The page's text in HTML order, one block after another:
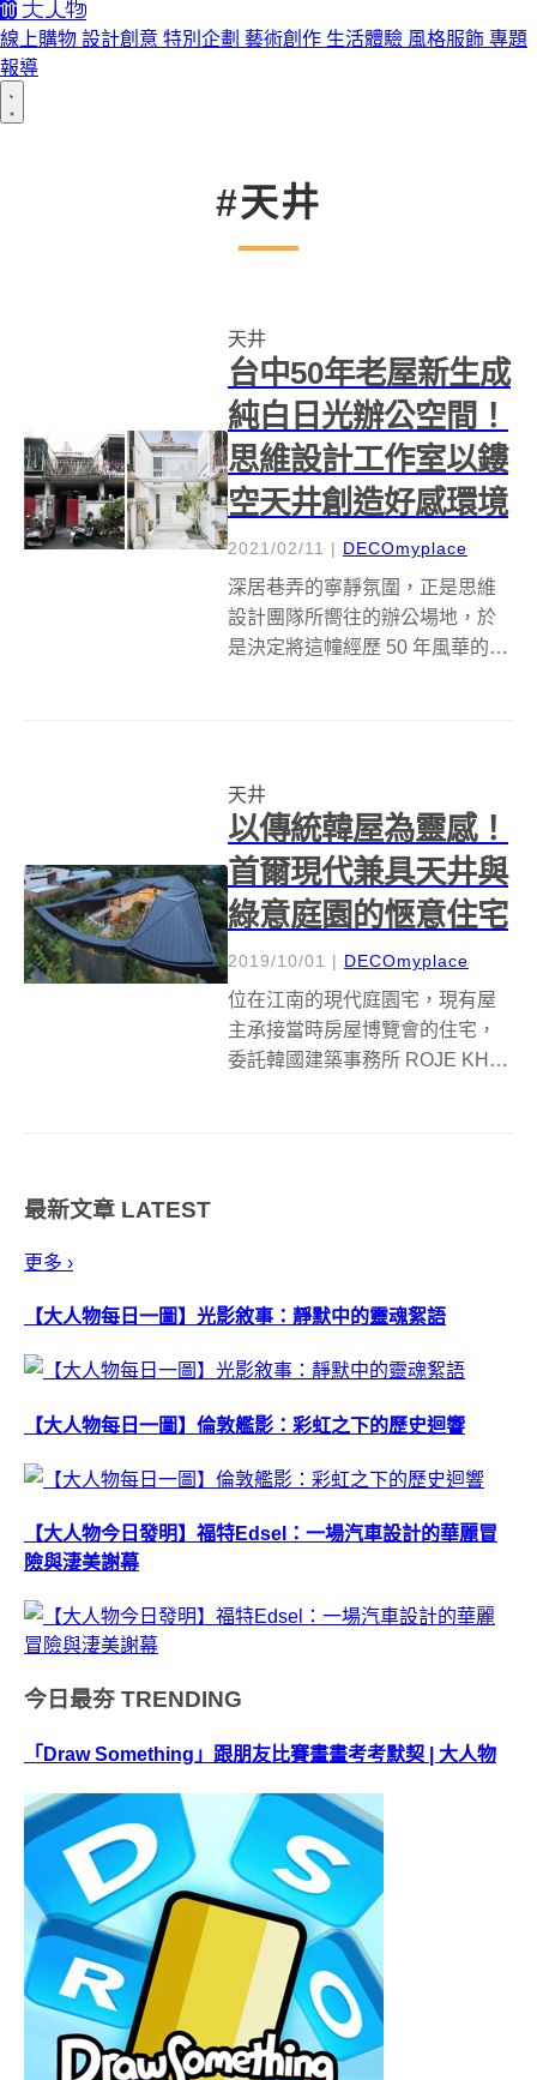
線上購物 設計創意 特別企劃 藝術創作 生活體驗 風格服飾 專題
報導
#天井
天井
台中50年老屋新生成
純白日光辦公空間！
思維設計工作室以鏤
空天井創造好感環境
2021/02/11 | DECOmyplace
深居巷弄的寧靜氛圍，正是思維
設計團隊所嚮往的辦公場地，於
是決定將這幢經歷 50 年風華的老
像行經路人致上最清爽的招呼！
如今我們...
天井
以傳統韓屋為靈感！
首爾現代兼具天井與
綠意庭園的愜意住宅
2019/10/01 | DECOmyplace
位在江南的現代庭園宅，現有屋
主承接當時房屋博覽會的住宅，
委託韓國建築事務所 ROJE KHM
最新文章 LATEST
更多 ›
【大人物每日一圖】光影敘事：靜默中的靈魂絮語
【大人物每日一圖】倫敦艦影：彩虹之下的歷史迴響
【大人物今日發明】福特Edsel：一場汽車設計的華麗冒
險與淒美謝幕
今日最夯 TRENDING
「Draw Something」跟朋友比賽畫畫考考默契 | 大人物